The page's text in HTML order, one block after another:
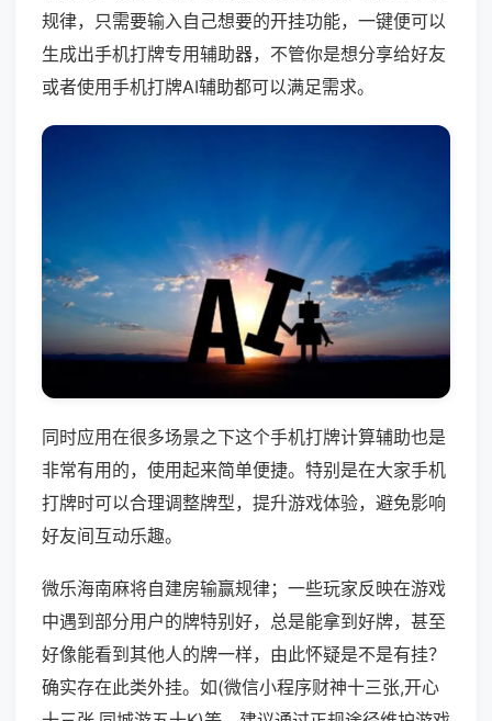
规律，只需要输入自己想要的开挂功能，一键便可以
生成出手机打牌专用辅助器，不管你是想分享给好友
或者使用手机打牌AI辅助都可以满足需求。
同时应用在很多场景之下这个手机打牌计算辅助也是
非常有用的，使用起来简单便捷。特别是在大家手机
打牌时可以合理调整牌型，提升游戏体验，避免影响
好友间互动乐趣。
微乐海南麻将自建房输赢规律；一些玩家反映在游戏
中遇到部分用户的牌特别好，总是能拿到好牌，甚至
好像能看到其他人的牌一样，由此怀疑是不是有挂？
确实存在此类外挂。如(微信小程序财神十三张,开心